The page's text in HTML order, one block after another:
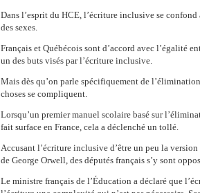
Dans l’esprit du HCE, l’écriture inclusive se
des sexes.
Français et Québécois sont d’accord avec l’égalité
un des buts visés par l’écriture inclusive.
Mais dès qu’on parle spécifiquement de
choses se compliquent.
Lorsqu’un premier manuel scolaire basé sur
fait surface en France, cela a déclenché un tollé.
Accusant l’écriture inclusive d’être un peu la
de George Orwell, des députés français s’y sont
Le ministre français de l’Éducation a déclaré que